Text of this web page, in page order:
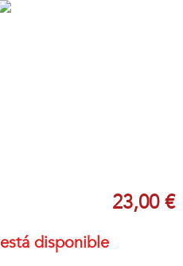
23,00 €
disponible